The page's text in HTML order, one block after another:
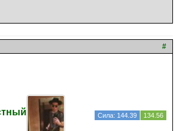
#
Сила: 144.39 134.56